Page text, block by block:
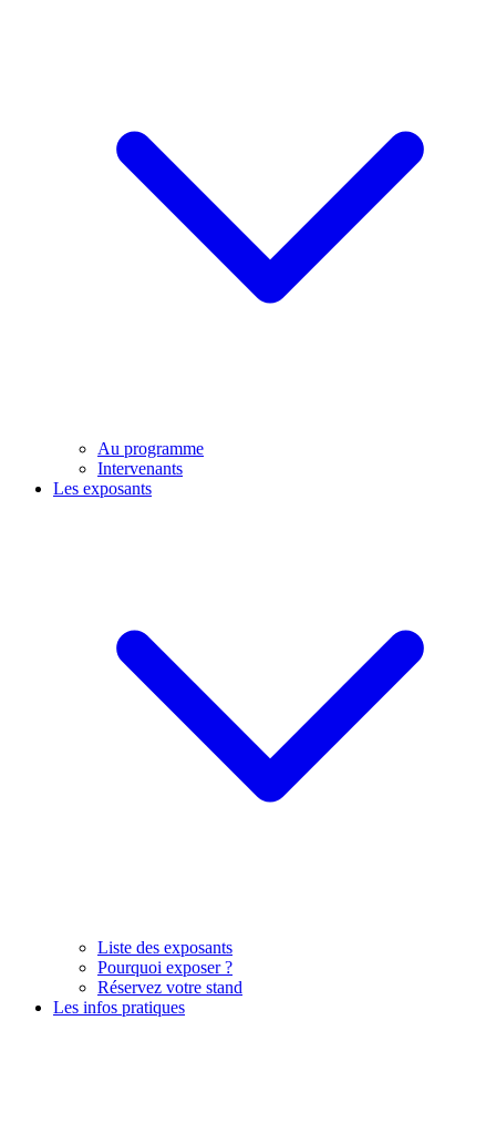
Au programme
Intervenants
Les exposants
Liste des exposants
Pourquoi exposer ?
Réservez votre stand
Les infos pratiques